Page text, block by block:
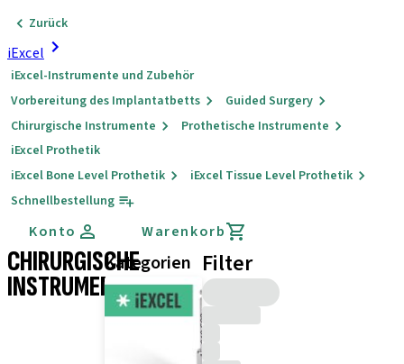
Zurück
iExcel
iExcel-Instrumente und Zubehör
Vorbereitung des Implantatbetts
Guided Surgery
Chirurgische Instrumente
Prothetische Instrumente
iExcel Prothetik
iExcel Bone Level Prothetik
iExcel Tissue Level Prothetik
Schnellbestellung
Konto Warenkorb
CHIRURGISCHE
INSTRUMENTE
Kategorien Filter